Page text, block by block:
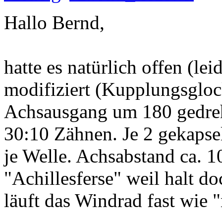
Hallo Bernd,
hatte es natürlich offen
modifiziert
Achsausgang um 180
30:10 Zähnen. Je 2
je Welle. Achsabstand ca.
"Achillesferse" weil halt
läuft das Windrad fast wie